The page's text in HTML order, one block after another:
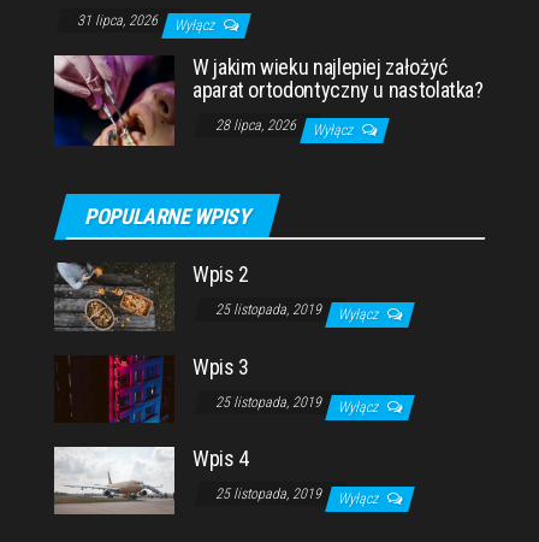
31 lipca, 2026 Wyłącz
W jakim wieku najlepiej założyć
aparat ortodontyczny u nastolatka?
28 lipca, 2026 Wyłącz
POPULARNE WPISY
Wpis 2
25 listopada, 2019 Wyłącz
Wpis 3
25 listopada, 2019 Wyłącz
Wpis 4
25 listopada, 2019 Wyłącz